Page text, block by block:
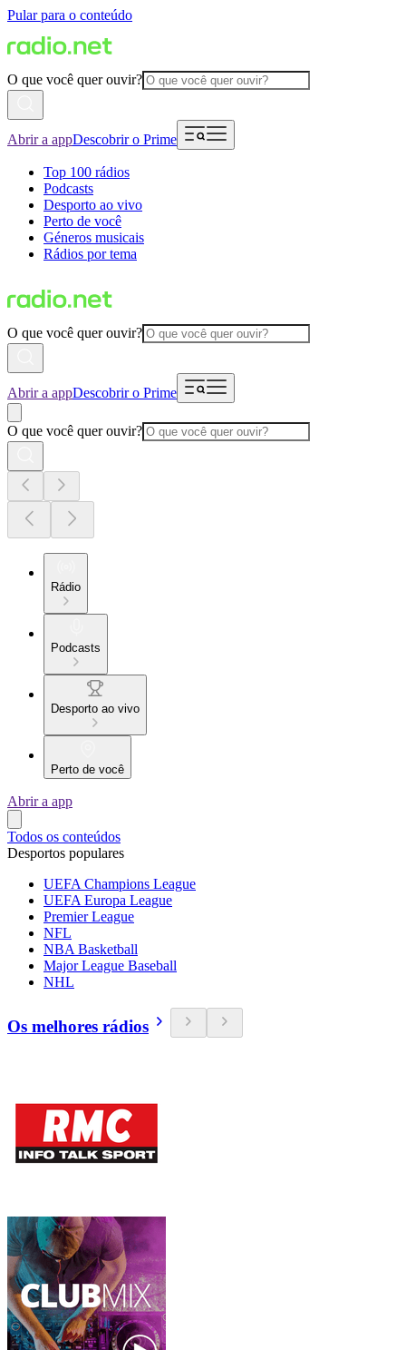
Pular para o conteúdo
O que você quer ouvir?
Abrir a appDescobrir o Prime
Top 100 rádios
Podcasts
Desporto ao vivo
Perto de você
Géneros musicais
Rádios por tema
O que você quer ouvir?
Abrir a appDescobrir o Prime
O que você quer ouvir?
Rádio
Podcasts
Desporto ao vivo
Perto de você
Abrir a app
Todos os conteúdos
Desportos populares
UEFA Champions League
UEFA Europa League
Premier League
NFL
NBA Basketball
Major League Baseball
NHL
Os melhores rádios